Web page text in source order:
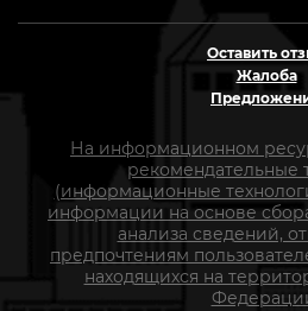
Оставить
Жалоба
На информационном
рекомендательные
(информационные
информации на основе
анализа сведений,
предпочтениям
находящихся на